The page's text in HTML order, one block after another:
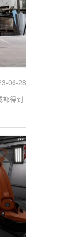
06-28
都得到